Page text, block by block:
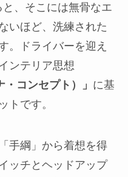
、そこには無骨なエ
いほど、洗練された
。ドライバーを迎え
ンテリア思想
コンセプト）」 に基
トです。
手綱」から着想を得
ッチとヘッドアップ